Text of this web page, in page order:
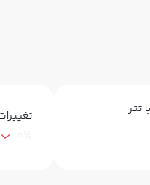
تتر تغییرات ۲۴